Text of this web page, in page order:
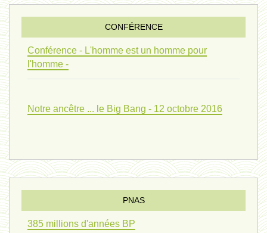
penser 01 - 9 février 2024 *
univers 09 V4 - 26 janvier 2024 *
monogamie 03 - 21 novembre 2023 *
CONFÉRENCE
Conférence - L'homme est un homme pour
l'homme -
Notre ancêtre ... le Big Bang - 12 octobre 2016
PNAS
385 millions d'années BP